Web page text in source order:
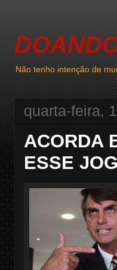
Não tenho intenção de
quarta-feira,
ACORDA
ESSE